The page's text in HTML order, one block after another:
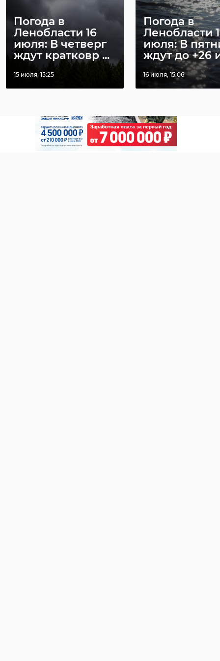
Погода в
Ленобласти 16
июля: В четверг
ждут кратковр ...
15 июля, 15:25
Погода в
Ленобласти
июля: В
ждут до +26
16 июля, 15:06
26 июля 2019, 18:43 30 декабря 2019, 16:09
Поделиться статьей: